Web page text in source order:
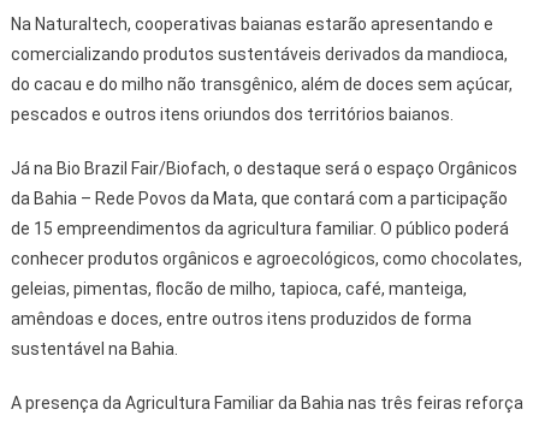
Na Naturaltech, cooperativas baianas estarão apresentando e
comercializando produtos sustentáveis derivados da mandioca,
do cacau e do milho não transgênico, além de doces sem açúcar,
pescados e outros itens oriundos dos territórios baianos.
Já na Bio Brazil Fair/Biofach, o destaque será o espaço Orgânicos
da Bahia – Rede Povos da Mata, que contará com a participação
de 15 empreendimentos da agricultura familiar. O público poderá
conhecer produtos orgânicos e agroecológicos, como chocolates,
geleias, pimentas, flocão de milho, tapioca, café, manteiga,
amêndoas e doces, entre outros itens produzidos de forma
sustentável na Bahia.
A presença da Agricultura Familiar da Bahia nas três feiras reforça